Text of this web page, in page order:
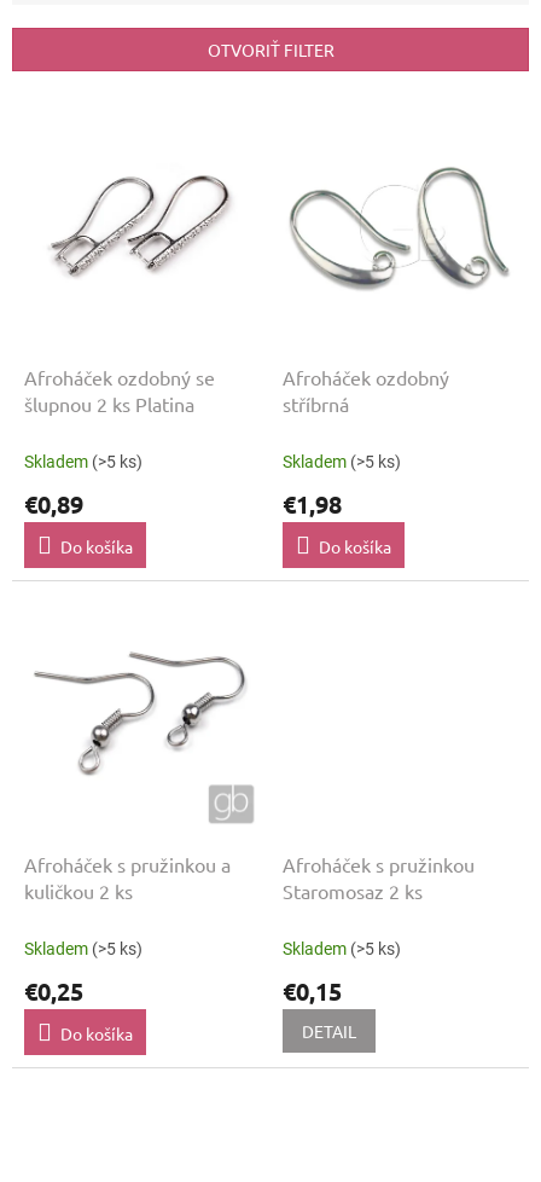
p
OTVORIŤ FILTER
Afroháček ozdobný se
šlupnou 2 ks Platina
Skladem (>5 ks)
€0,89
Do košíka
Afroháček ozdobný
stříbrná
Skladem (>5 ks)
€1,98
Do košíka
Afroháček s pružinkou a
kuličkou 2 ks
Skladem (>5 ks)
€0,25
Do košíka
Afroháček s pružinkou
Staromosaz 2 ks
Skladem (>5 ks)
€0,15
DETAIL